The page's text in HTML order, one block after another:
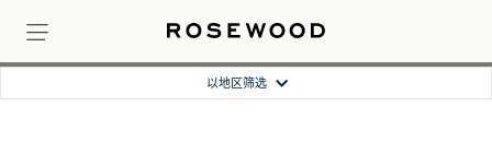
以地区筛选